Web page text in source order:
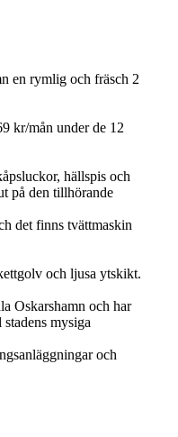
en rymlig och fräsch 2
kr/mån under de 12
hällspis och
på den tillhörande
det finns tvättmaskin
och ljusa ytskikt.
Oskarshamn och har
mysiga
och